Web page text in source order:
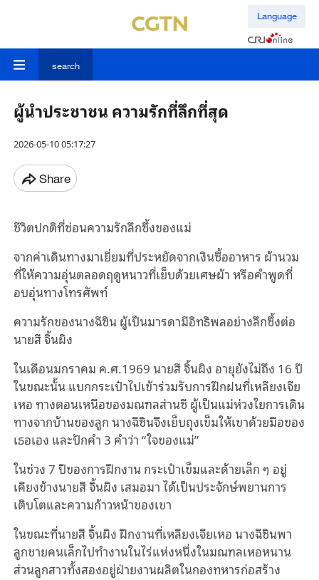
Language
search
ผู้นำประชาชน ความรักที่ลึกที่สุด
2026-05-10 05:17:27
Share
ชีวิตปกติที่ซ่อนความรักลึกซึ้งของแม่
จากค่าเดินทางมาเยี่ยมที่ประหยัดจากเงินซื้ออาหาร ผ้านวม
ที่ให้ความอุ่นตลอดฤดูหนาวที่เย็บด้วยเศษผ้า หรือคําพูดที่
อบอุ่นทางโทรศัพท์
ความรักของนางฉีซิน ผู้เป็นมารดามีอิทธิพลอย่างลึกซึ้งต่อ
นายสี จิ้นผิง
ในเดือนมกราคม ค.ศ.1969 นายสี จิ้นผิง อายุยังไม่ถึง 16 ปี
ในขณะนั้น แบกกระเป๋าไปเข้าร่วมรับการฝึกฝนที่เหลียงเจีย
เหอ ทางตอนเหนือของมณฑลส่านซี ผู้เป็นแม่ห่วงใยการเดิน
ทางจากบ้านของลูก นางฉีซินจึงเย็บถุงเข็มให้เขาด้วยมือของ
เธอเอง และปักคํา 3 คําว่า “ใจของแม่”
ในช่วง 7 ปีของการฝึกงาน กระเป๋าเข็มและด้ายเล็ก ๆ อยู่
เคียงข้างนายสี จิ้นผิง เสมอมา ได้เป็นประจักษ์พยานการ
เติบโตและความก้าวหน้าของเขา
ในขณะที่นายสี จิ้นผิง ฝึกงานที่เหลียงเจียเหอ นางฉีซินพา
ลูกชายคนเล็กไปทํางานในไร่แห่งหนึ่งในมณฑลเหอหนาน
ส่วนลูกสาวทั้งสองอยู่ฝ่ายงานผลิตในกองทหารก่อสร้าง